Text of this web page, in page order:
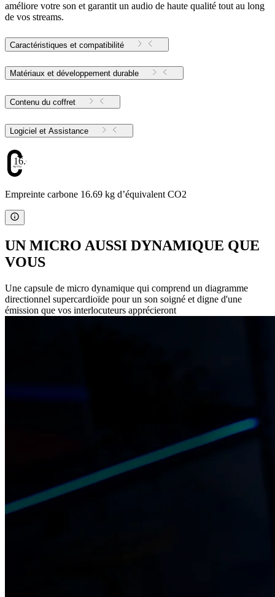
améliore votre son et garantit un audio de haute qualité tout au long
de vos streams.
Caractéristiques et compatibilité
Matériaux et développement durable
Contenu du coffret
Logiciel et Assistance
16.69
Empreinte carbone 16.69 kg d’équivalent CO2
UN MICRO AUSSI DYNAMIQUE QUE
VOUS
Une capsule de micro dynamique qui comprend un diagramme
directionnel supercardioïde pour un son soigné et digne d'une
émission que vos interlocuteurs apprécieront